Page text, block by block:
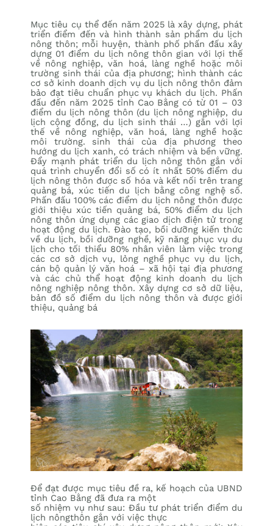
Mục tiêu cụ thể đến năm 2025 là xây dựng, phát
triển điểm đến và hình thành sản phẩm du lịch
nông thôn; mỗi huyện, thành phố phấn đấu xây
dựng 01 điểm du lịch nông thôn gian với lợi thế
về nông nghiệp, văn hoá, làng nghề hoặc môi
trường sinh thái của địa phương; hình thành các
cơ sở kinh doanh dịch vụ du lịch nông thôn đảm
bảo đạt tiêu chuẩn phục vụ khách du lịch. Phấn
đấu đến năm 2025 tỉnh Cao Bằng có từ 01 – 03
điểm du lịch nông thôn (du lịch nông nghiệp, du
lịch cộng đồng, du lịch sinh thái …) gắn với lợi
thế về nông nghiệp, văn hoá, làng nghề hoặc
môi trường. sinh thái của địa phương theo
hướng du lịch xanh, có trách nhiệm và bền vững.
Đẩy mạnh phát triển du lịch nông thôn gắn với
quá trình chuyển đổi số có ít nhất 50% điểm du
lịch nông thôn được số hóa và kết nối trên trang
quảng bá, xúc tiến du lịch bằng công nghệ số.
Phấn đấu 100% các điểm du lịch nông thôn được
giới thiệu xúc tiến quảng bá, 50% điểm du lịch
nông thôn ứng dụng các giao dịch điện tử trong
hoạt động du lịch. Đào tạo, bồi dưỡng kiến thức
về du lịch, bồi dưỡng nghề, kỹ năng phục vụ du
lịch cho tối thiểu 80% nhân viên làm việc trong
các cơ sở dịch vụ, lỏng nghề phục vụ du lịch,
cán bộ quản lý văn hoá – xã hội tại địa phương
và các chủ thể hoạt động kinh doanh du lịch
nông nghiệp nông thôn. Xây dựng cơ sở dữ liệu,
bản đồ số điểm du lịch nông thôn và được giới
thiệu, quảng bá
Để đạt được mục tiêu đề ra, kế hoạch của UBND
tỉnh Cao Bằng đã đưa ra một
số nhiệm vụ như sau: Đầu tư phát triển điểm du
lịch nôngthôn gắn với việc thực